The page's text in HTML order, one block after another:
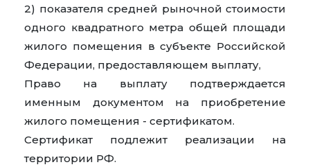
2) показателя средней рыночной стоимости
одного квадратного метра общей площади
жилого помещения в субъекте Российской
Федерации, предоставляющем выплату,
Право на выплату подтверждается
именным документом на приобретение
жилого помещения - сертификатом.
Сертификат подлежит реализации на
территории РФ.